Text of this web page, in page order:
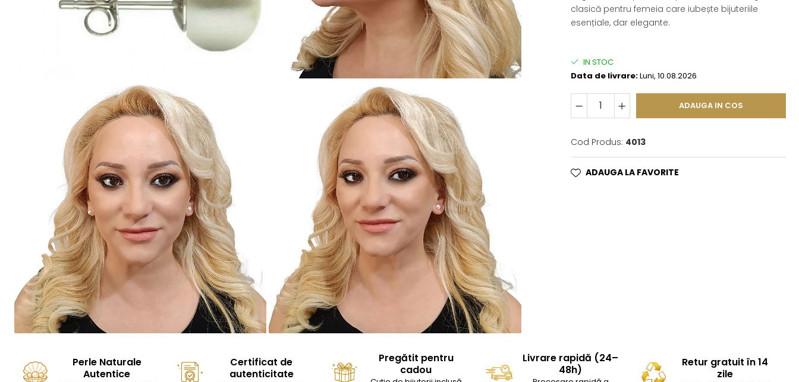
Seturi Perle cu Argint
clasică pentru femeia care iubește bijuteriile
esențiale, dar elegante.
IN STOC
Data de livrare:Luni, 10.08.2026
ADAUGA IN COS
Cod Produs: 4013
ADAUGA LA FAVORITE
Perle Naturale
Autentice
Certificat de
autenticitate
Pregătit pentru
cadou
Livrare rapidă (24–
48h)
Retur gratuit în 14
zile